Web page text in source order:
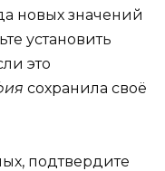
новых значений
установить
это
сохранила своё
подтвердите